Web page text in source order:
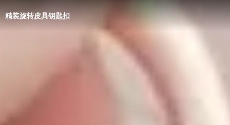
精装旋转皮具钥匙扣